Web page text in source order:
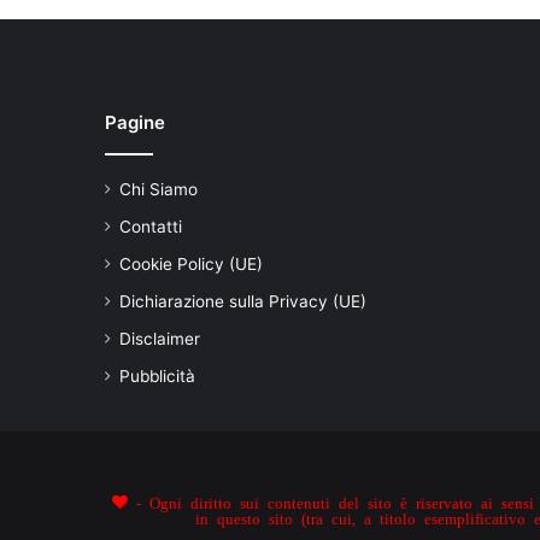
Pagine
Chi Siamo
Contatti
Cookie Policy (UE)
Dichiarazione sulla Privacy (UE)
Disclaimer
Pubblicità
- Ogni diritto sui contenuti del sito è riservato ai sensi
in questo sito (tra cui, a titolo esemplificativo e